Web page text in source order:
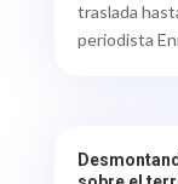
traslada
periodista